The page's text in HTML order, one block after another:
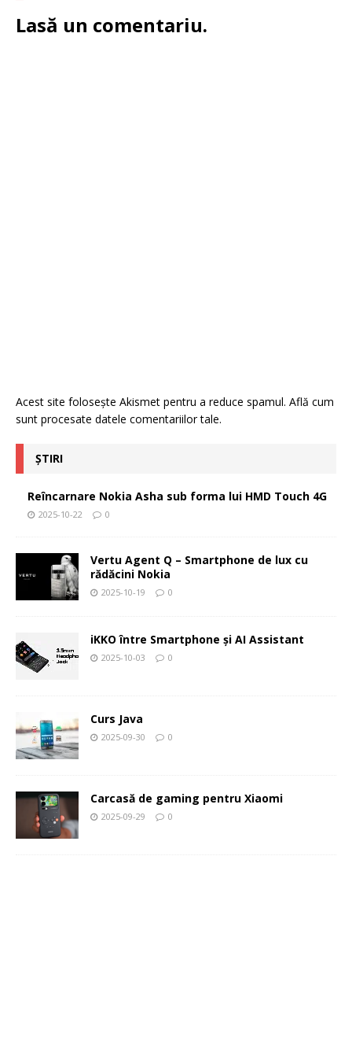
Lasă un comentariu.
Acest site folosește Akismet pentru a reduce spamul. Află cum
sunt procesate datele comentariilor tale.
ȘTIRI
Reîncarnare Nokia Asha sub forma lui HMD Touch 4G
2025-10-22 0
Vertu Agent Q – Smartphone de lux cu
rădăcini Nokia
2025-10-19 0
iKKO între Smartphone și AI Assistant
2025-10-03 0
Curs Java
2025-09-30 0
Carcasă de gaming pentru Xiaomi
2025-09-29 0